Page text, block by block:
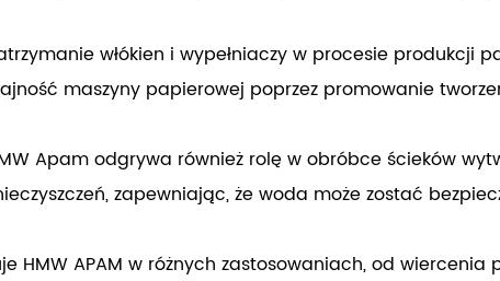
włókien i wypełniaczy w procesie
maszyny papierowej poprzez promowanie
Apam odgrywa również rolę w obróbce ścieków
zapewniając, że woda może zostać
HMW APAM w różnych zastosowaniach, od